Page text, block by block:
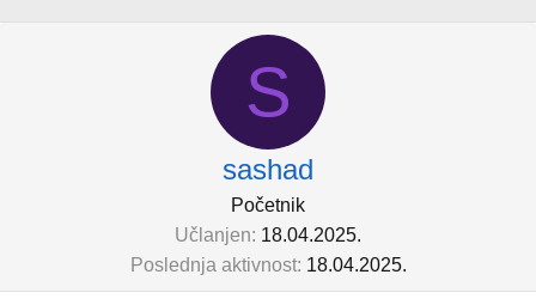
S
sashad
Početnik
Učlanjen 18.04.2025.
Poslednja aktivnost 18.04.2025.